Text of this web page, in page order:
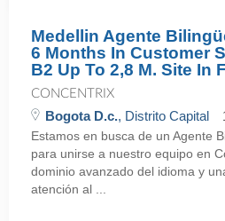
Medellin Agente
6 Months In Customer
B2 Up To 2,8 M. Site In
CONCENTRIX
Bogota D.c., Distrito Capital
Estamos en busca de un Agente
para unirse a nuestro equipo en
dominio avanzado del idioma y
atención al ...